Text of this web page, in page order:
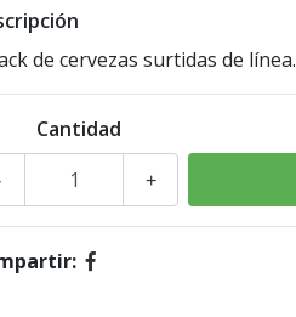
de cervezas surtidas de línea.
Cantidad
+